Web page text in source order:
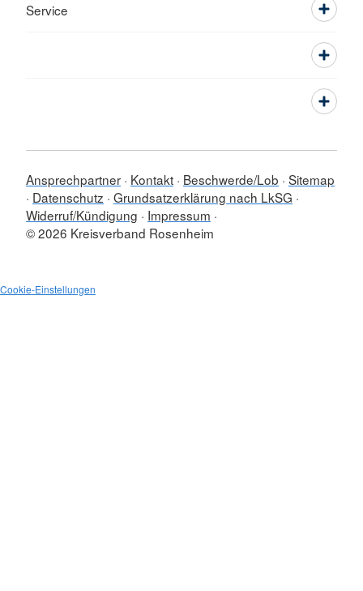
Service
Ansprechpartner Kontakt Beschwerde/Lob Sitemap
Datenschutz Grundsatzerklärung nach LkSG
Widerruf/Kündigung
Impressum
© 2026 Kreisverband Rosenheim
Cookie-Einstellungen